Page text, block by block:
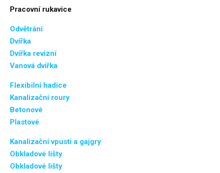
Pracovní rukavice
Odvětrání
Dvířka
Dvířka revizní
Vanová dvířka
Flexibilní hadice
Kanalizační roury
Betonové
Plastové
Kanalizační vpusti a gajgry
Obkladové lišty
Obkladové lišty